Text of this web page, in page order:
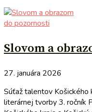
do pozornosti
Slovom a
27. januára 2026
Súťaž talentov Košického
literárnej tvorby 3. ročník